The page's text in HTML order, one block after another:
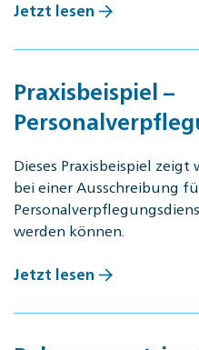
Jetzt lesen
Praxisbeispiel –
Dieses Praxisbeispiel
bei einer Ausschreibung
werden können.
Jetzt lesen